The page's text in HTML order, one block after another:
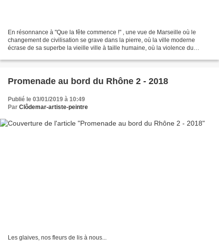
En résonnance à "Que la fête commence !" , une vue de Marseille où le
changement de civilisation se grave dans la pierre, où la ville moderne
écrase de sa superbe la vieille ville à taille humaine, où la violence du
Promenade au bord du Rhône 2 - 2018
Publié le 03/01/2019 à 10:49
Par Clôdemar-artiste-peintre
Les glaives, nos fleurs de lis à nous...